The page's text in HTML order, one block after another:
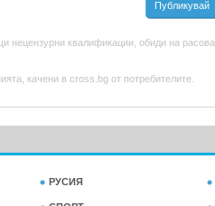
Публикувай
квалификации, обиди на расова,
качени в cross.bg от потребителите.
РУСИЯ